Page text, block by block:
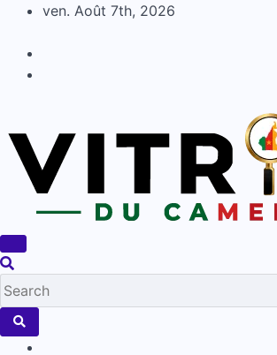
Skip
content
ven. Août 7th, 2026